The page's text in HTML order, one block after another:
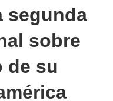
your
search
segunda
sobre
de su